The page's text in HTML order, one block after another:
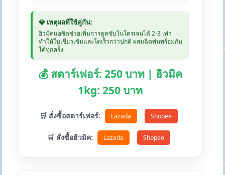
💎 เหตุผลที่ใช้คู่กัน:
ฮิวมิคแอซิดช่วยเพิ่มการดูดซับไนโตรเจนได้ 2-3 เท่า
ทำให้ใบเขียวเข้มและโตเร็วกว่าปกติ ผสมฉีดพ่นพร้อมกัน
ได้ทุกครั้ง
💰 สตาร์เฟอร์: 250 บาท | ฮิวมิค
1kg: 250 บาท
🛒 สั่งซื้อสตาร์เฟอร์: Lazada Shopee
🛒 สั่งซื้อฮิวมิค: Lazada Shopee